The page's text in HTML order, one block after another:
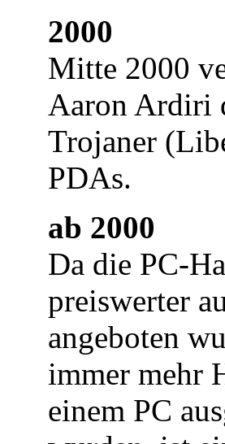
2000
Mitte 2000
Aaron Ardiri
Trojaner
PDAs.
ab 2000
Da die PC-
preiswerter
angeboten
immer mehr
einem PC